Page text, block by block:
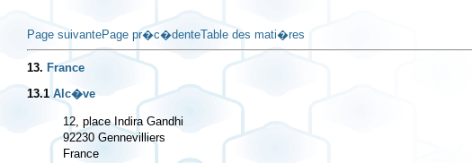
Page suivantePage pr�c�denteTable des mati�res
13. France
13.1 Alc�ve
12, place Indira Gandhi
92230 Gennevilliers